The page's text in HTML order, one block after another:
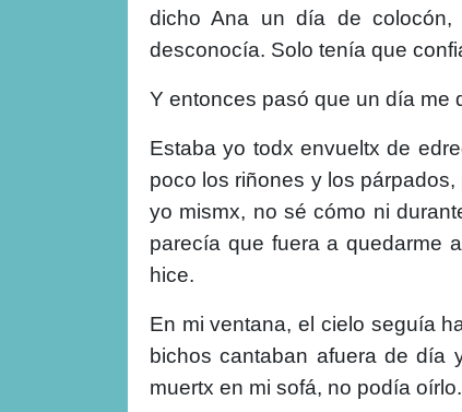
dicho Ana un día de colocón,
desconocía. Solo tenía que
Y entonces pasó que un día me
Estaba yo todx envueltx de
poco los riñones y los
yo mismx, no sé cómo ni
parecía que fuera a quedarme
hice.
En mi ventana, el cielo seguía
bichos cantaban afuera de día
muertx en mi sofá, no podía oírlo.